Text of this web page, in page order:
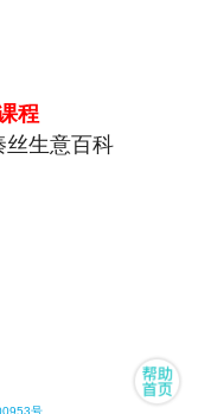
程
丝生意百科
号